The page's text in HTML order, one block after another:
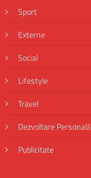
Sport
Externe
Social
Lifestyle
Travel
Dezvoltare Personală
Publicitate